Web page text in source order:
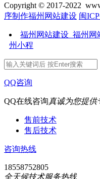
Copyright © 2017-2022
序制作福州网站建设 闽
福州网站建设_福州
州小程
QQ咨询
QQ在线咨询真诚为您提供
售前技术
售后技术
咨询热线
18558752805
全天候技术服务热线